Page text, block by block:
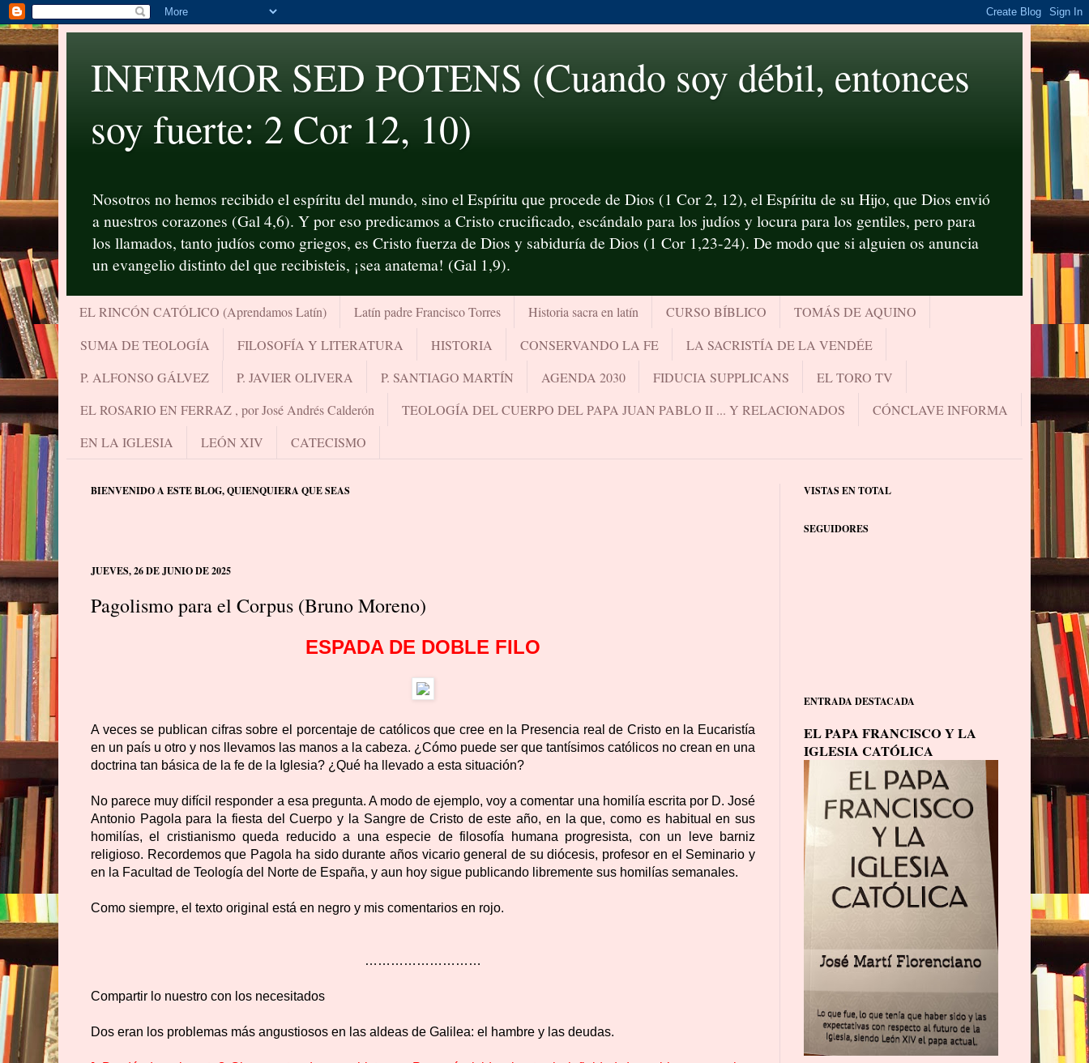
INFIRMOR SED POTENS (Cuando soy débil, entonces
soy fuerte: 2 Cor 12, 10)
Nosotros no hemos recibido el espíritu del mundo, sino el Espíritu que procede de Dios (1 Cor 2, 12), el Espíritu de su Hijo, que Dios envió
a nuestros corazones (Gal 4,6). Y por eso predicamos a Cristo crucificado, escándalo para los judíos y locura para los gentiles, pero para
los llamados, tanto judíos como griegos, es Cristo fuerza de Dios y sabiduría de Dios (1 Cor 1,23-24). De modo que si alguien os anuncia
un evangelio distinto del que recibisteis, ¡sea anatema! (Gal 1,9).
EL RINCÓN CATÓLICO (Aprendamos Latín) Latín padre Francisco Torres Historia sacra en latín CURSO BÍBLICO
TOMÁS DE AQUINO
SUMA DE TEOLOGÍA
FILOSOFÍA Y LITERATURA HISTORIA CONSERVANDO LA FE
LA SACRISTÍA DE LA VENDÉE
P. ALFONSO GÁLVEZ
P. JAVIER OLIVERA P. SANTIAGO MARTÍN AGENDA 2030 FIDUCIA SUPPLICANS
EL TORO TV
EL ROSARIO EN FERRAZ , por José Andrés Calderón
TEOLOGÍA DEL CUERPO DEL PAPA JUAN PABLO II ... Y RELACIONADOS
CÓNCLAVE INFORMA
EN LA IGLESIA
LEÓN XIV CATECISMO
BIENVENIDO A ESTE BLOG, QUIENQUIERA QUE SEAS
JUEVES, 26 DE JUNIO DE 2025
Pagolismo para el Corpus (Bruno Moreno)
ESPADA DE DOBLE FILO
A veces se publican cifras sobre el porcentaje de católicos que cree en la Presencia real de Cristo en la Eucaristía
en un país u otro y nos llevamos las manos a la cabeza. ¿Cómo puede ser que tantísimos católicos no crean en una
doctrina tan básica de la fe de la Iglesia? ¿Qué ha llevado a esta situación?
No parece muy difícil responder a esa pregunta. A modo de ejemplo, voy a comentar una homilía escrita por D. José
Antonio Pagola para la fiesta del Cuerpo y la Sangre de Cristo de este año, en la que, como es habitual en sus
homilías, el cristianismo queda reducido a una especie de filosofía humana progresista, con un leve barniz
religioso. Recordemos que Pagola ha sido durante años vicario general de su diócesis, profesor en el Seminario y
en la Facultad de Teología del Norte de España, y aun hoy sigue publicando libremente sus homilías semanales.
Como siempre, el texto original está en negro y mis comentarios en rojo.
………………………
Compartir lo nuestro con los necesitados
Dos eran los problemas más angustiosos en las aldeas de Galilea: el hambre y las deudas.
VISTAS EN TOTAL
SEGUIDORES
ENTRADA DESTACADA
EL PAPA FRANCISCO Y LA
IGLESIA CATÓLICA